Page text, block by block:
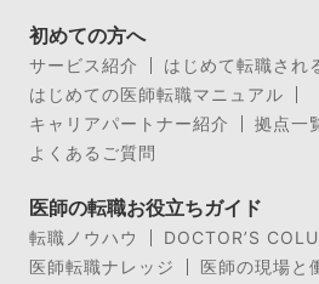
初めての方へ
サービス紹介
はじめて転職され
はじめての医師転職マニュアル
キャリアパートナー紹介
拠点一
よくあるご質問
医師の転職お役立ちガイド
転職ノウハウ
DOCTOR’S
医師転職ナレッジ
医師の現場と